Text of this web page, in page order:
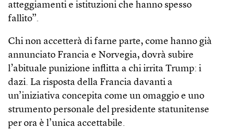
atteggiamenti e istituzioni che hanno spesso
fallito”.
Chi non accetterà di farne parte, come hanno già
annunciato Francia e Norvegia, dovrà subire
l’abituale punizione inflitta a chi irrita Trump: i
dazi. La risposta della Francia davanti a
un’iniziativa concepita come un omaggio e uno
strumento personale del presidente statunitense
per ora è l’unica accettabile.